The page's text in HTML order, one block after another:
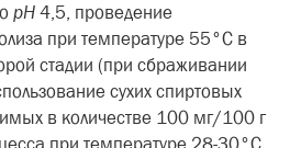
pH4,5, проведение
при температуре 55°C в
стадии (при сбраживании
сухих спиртовых
в количестве 100 мг/100 г